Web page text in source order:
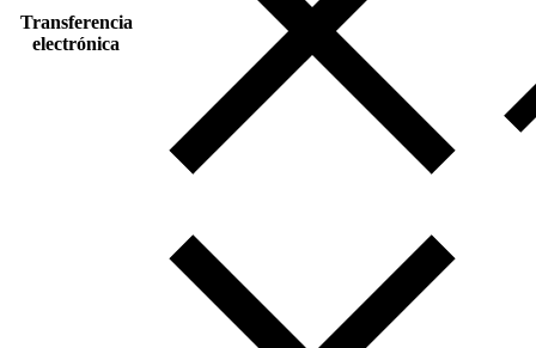
Transferencia
electrónica